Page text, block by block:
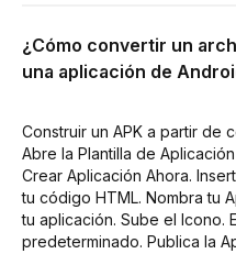
¿Cómo convertir un
una aplicación de
Construir un APK a partir de
Abre la Plantilla de
Crear Aplicación Ahora.
tu código HTML. Nombra tu
tu aplicación. Sube el Icono.
predeterminado. Publica la